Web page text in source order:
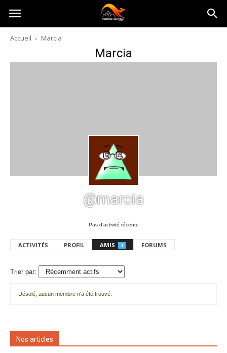
Australia-
australie.com
Accueil Marcia
Marcia
@marcia
Pas d’activité récente
ACTIVITÉS PROFIL AMIS 1 FORUMS
Trier par:
amis
Désolé, aucun membre n'a été trouvé.
Nos articles